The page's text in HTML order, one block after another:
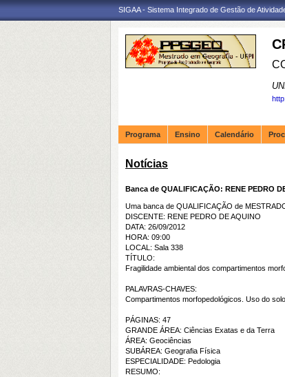
SIGAA - Sistema Integrado de Gestão de
Programa Ensino Calendário
Notícias
Banca de QUALIFICAÇÃO: RENE PEDRO
Uma banca de QUALIFICAÇÃO de
DISCENTE: RENE PEDRO DE AQUINO
DATA: 26/09/2012
HORA: 09:00
LOCAL: Sala 338
TÍTULO:
Fragilidade ambiental dos compartimentos
PALAVRAS-CHAVES:
Compartimentos morfopedológicos. Uso do
PÁGINAS: 47
GRANDE ÁREA: Ciências Exatas e da Terra
ÁREA: Geociências
SUBÁREA: Geografia Física
ESPECIALIDADE: Pedologia
RESUMO: